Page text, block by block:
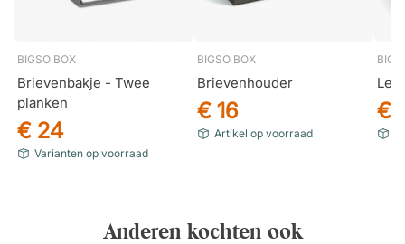
BIGSO BOX
Brievenbakje - Twee
planken
€ 24
Varianten op voorraad
BIGSO BOX
Brievenhouder
€ 16
Artikel op voorraad
€
Anderen kochten ook